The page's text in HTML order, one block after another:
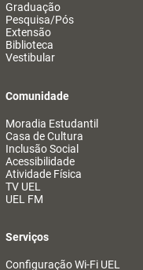
Graduação
Pesquisa/Pós
Extensão
Biblioteca
Vestibular
Comunidade
Moradia Estudantil
Casa de Cultura
Inclusão Social
Acessibilidade
Atividade Física
TV UEL
UEL FM
Serviços
Configuração Wi-Fi UEL